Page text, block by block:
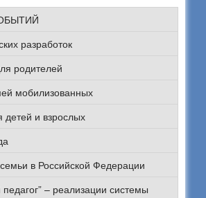
разработок
родителей
мобилизованных
детей и взрослых
в Российской Федерации
– реализации системы